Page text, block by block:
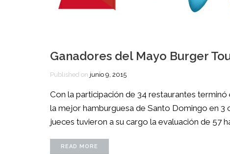
Ganadores del Mayo Burger
Published on junio 9, 2015
Con la participación de 34 restaurantes
la mejor hamburguesa de Santo Domingo en 3
jueces tuvieron a su cargo la evaluación de 57
READ MORE